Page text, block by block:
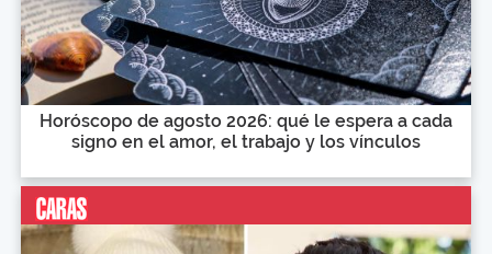
Horóscopo de agosto 2026: qué le espera a cada
signo en el amor, el trabajo y los vínculos